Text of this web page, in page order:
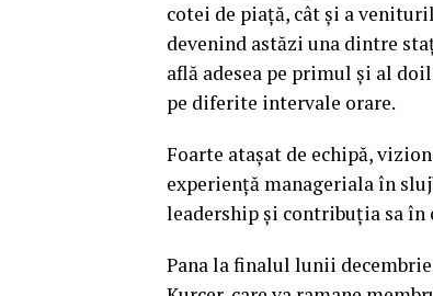
cotei de piaţă, cât şi a
devenind astăzi una dintre
află adesea pe primul şi al
pe diferite intervale orare.
Foarte ataşat de echipă,
experienţă manageriala în
leadership şi contribuţia sa în
Pana la finalul lunii